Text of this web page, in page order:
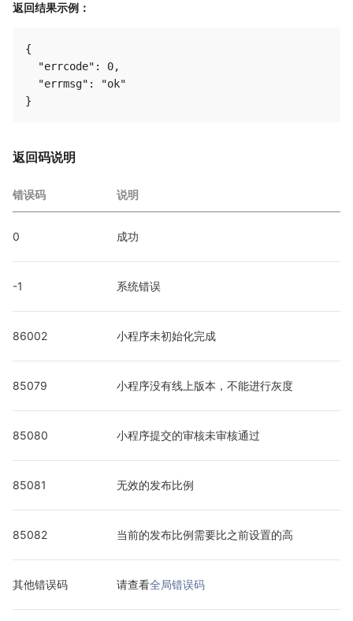
返回结果示例：
{
  "errcode": 0,
  "errmsg": "ok"
返回码说明
错误码 说明
0 成功
-1 系统错误
86002 小程序未初始化完成
85079 小程序没有线上版本，不能进行灰度
85080 小程序提交的审核未审核通过
85081 无效的发布比例
85082 当前的发布比例需要比之前设置的高
其他错误码 请查看全局错误码